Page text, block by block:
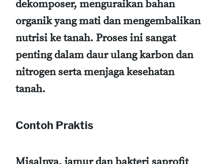
dekomposer, menguraikan bahan
organik yang mati dan mengembalikan
nutrisi ke tanah. Proses ini sangat
penting dalam daur ulang karbon dan
nitrogen serta menjaga kesehatan
tanah.
Contoh Praktis